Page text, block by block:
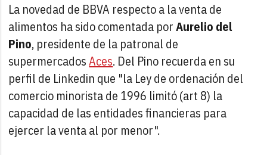
La novedad de BBVA respecto a la venta de
alimentos ha sido comentada porAurelio del
Pino, presidente de la patronal de
supermercadosAces. Del Pino recuerda en su
perfil de Linkedin que "la Ley de ordenación del
comercio minorista de 1996 limitó (art 8) la
capacidad de las entidades financieras para
ejercer la venta al por menor".